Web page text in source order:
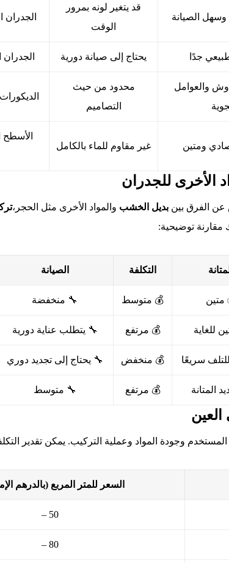
وسهل الصيانة
قد يتغير لونه بمرور
الوقت
الجدران
جدًا يحتاج إلى صيانة دورية الجدران
والعوامل
محدود من حيث
التصاميم
ومتين غير مقاوم للماء بالكامل
الأسطح
الأخرى للجدران
عن الفرق بين بديل الخشب والمواد الأخرى مثل الحجر،
مقارنة توضيحية:
التكلفة الصيانة
متين 💰 متوسط 🔧 منخفضة
للغاية 💰 مرتفع 🔧 يتطلب عناية دورية
سريعًا 💰 منخفض 🔧 يحتاج إلى تجديد دوري
المتانة 💰 مرتفع 🔧 متوسط
المستخدم وجودة المواد وعملية التركيب. يمكن تقدير
السعر للمتر المربع (بالدرهم
50 –
80 –